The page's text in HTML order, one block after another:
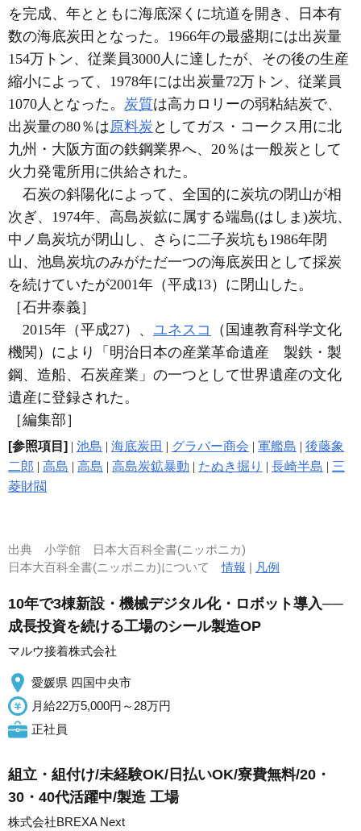
を完成、年とともに海底深くに坑道を開き、日本有
数の海底炭田となった。1966年の最盛期には出炭量
154万トン、従業員3000人に達したが、その後の生産
縮小によって、1978年には出炭量72万トン、従業員
1070人となった。 炭質は高カロリーの弱粘結炭で、
出炭量の80％は原料炭 としてガス・コークス用に北
九州・大阪方面の鉄鋼業界へ、20％は一般炭として
火力発電所用に供給された。
石炭の斜陽化によって、全国的に炭坑の閉山が相
次ぎ、1974年、高島炭鉱に属する端島(はしま)炭坑、
中ノ島炭坑が閉山し、さらに二子炭坑も1986年閉
山、池島炭坑のみがただ一つの海底炭田として採炭
を続けていたが2001年（平成13）に閉山した。
［石井泰義］
2015年（平成27）、 ユネスコ
（国連教育科学文化
機関）により「明治日本の産業革命遺産 製鉄・製
鋼、造船、石炭産業」の一つとして世界遺産の文化
遺産に登録された。
［編集部］
[参照項目] | 池島 | 海底炭田 | グラバー商会 | 軍艦島 | 後藤象
二郎 | 高島 | 高島 | 高島炭鉱暴動 | たぬき掘り | 長崎半島 | 三
菱財閥
出典 小学館 日本大百科全書(ニッポニカ)
日本大百科全書(ニッポニカ)について情報 | 凡例
10年で3棟新設・機械デジタル化・ロボット導入──
成長投資を続ける工場のシール製造OP
マルウ接着株式会社
愛媛県 四国中央市
月給22万5,000円～28万円
正社員
組立・組付け/未経験OK/日払いOK/寮費無料/20・
30・40代活躍中/製造 工場
株式会社BREXA Next